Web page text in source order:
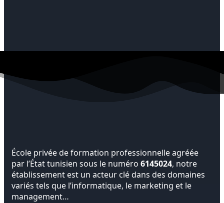
École privée de formation professionnelle agréée
par l’État tunisien sous le numéro 6145024, notre
établissement est un acteur clé dans des domaines
variés tels que l’informatique, le marketing et le
management…